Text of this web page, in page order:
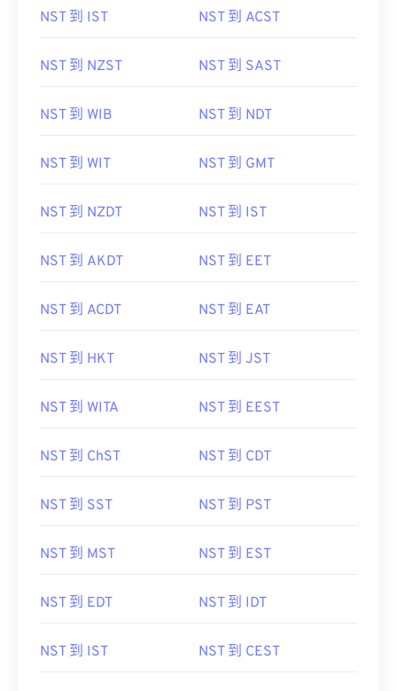
NST 到 IST NST 到 ACST
NST 到 NZST NST 到 SAST
NST 到 WIB NST 到 NDT
NST 到 WIT NST 到 GMT
NST 到 NZDT NST 到 IST
NST 到 AKDT NST 到 EET
NST 到 ACDT NST 到 EAT
NST 到 HKT NST 到 JST
NST 到 WITA NST 到 EEST
NST 到 ChST NST 到 CDT
NST 到 SST NST 到 PST
NST 到 MST NST 到 EST
NST 到 EDT NST 到 IDT
NST 到 IST NST 到 CEST